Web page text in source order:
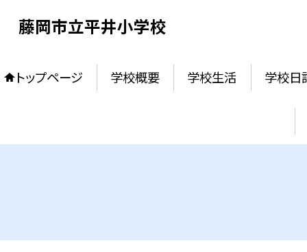
藤岡市立平井小学校
トップページ 学校概要 学校生活 学校日